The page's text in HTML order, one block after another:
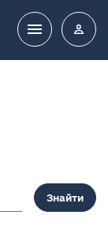
Пошук
Знайти